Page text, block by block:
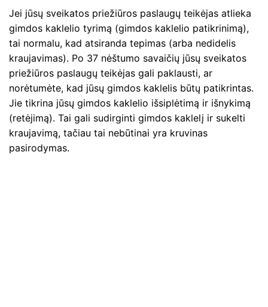
Jei jūsų sveikatos priežiūros paslaugų teikėjas atlieka
gimdos kaklelio tyrimą (gimdos kaklelio patikrinimą),
tai normalu, kad atsiranda tepimas (arba nedidelis
kraujavimas). Po 37 nėštumo savaičių jūsų sveikatos
priežiūros paslaugų teikėjas gali paklausti, ar
norėtumėte, kad jūsų gimdos kaklelis būtų patikrintas.
Jie tikrina jūsų gimdos kaklelio išsiplėtimą ir išnykimą
(retėjimą). Tai gali sudirginti gimdos kaklelį ir sukelti
kraujavimą, tačiau tai nebūtinai yra kruvinas
pasirodymas.